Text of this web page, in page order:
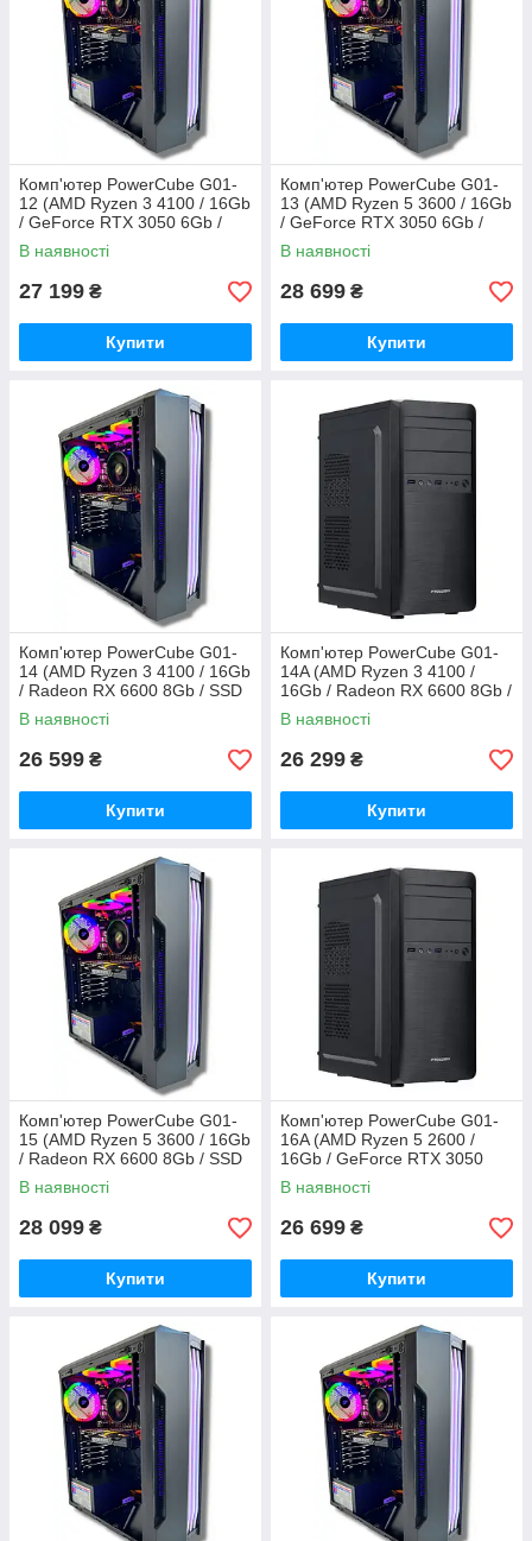
Комп'ютер PowerCube G01-
12 (AMD Ryzen 3 4100 / 16Gb
/ GeForce RTX 3050 6Gb /
SSD 480Gb / 500W / USB 3.2)
В наявності
27 199 ₴
Купити
Комп'ютер PowerCube G01-
13 (AMD Ryzen 5 3600 / 16Gb
/ GeForce RTX 3050 6Gb /
SSD 480Gb / 500W / USB 3.2)
В наявності
28 699 ₴
Купити
Комп'ютер PowerCube G01-
14 (AMD Ryzen 3 4100 / 16Gb
/ Radeon RX 6600 8Gb / SSD
480Gb / 500W / USB 3.2)
В наявності
26 599 ₴
Купити
Комп'ютер PowerCube G01-
14A (AMD Ryzen 3 4100 /
16Gb / Radeon RX 6600 8Gb /
SSD 480Gb / 500W / USB 3.2)
В наявності
26 299 ₴
Купити
Комп'ютер PowerCube G01-
15 (AMD Ryzen 5 3600 / 16Gb
/ Radeon RX 6600 8Gb / SSD
480Gb / 500W / USB 3.2)
В наявності
28 099 ₴
Купити
Комп'ютер PowerCube G01-
16A (AMD Ryzen 5 2600 /
16Gb / GeForce RTX 3050
6Gb / SSD 480Gb / 400W /
USB 3.2)
В наявності
26 699 ₴
Купити